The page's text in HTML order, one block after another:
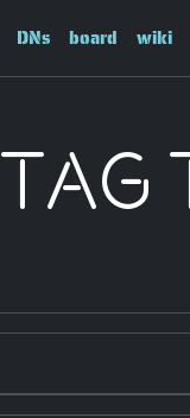
DNs board wiki
Tag